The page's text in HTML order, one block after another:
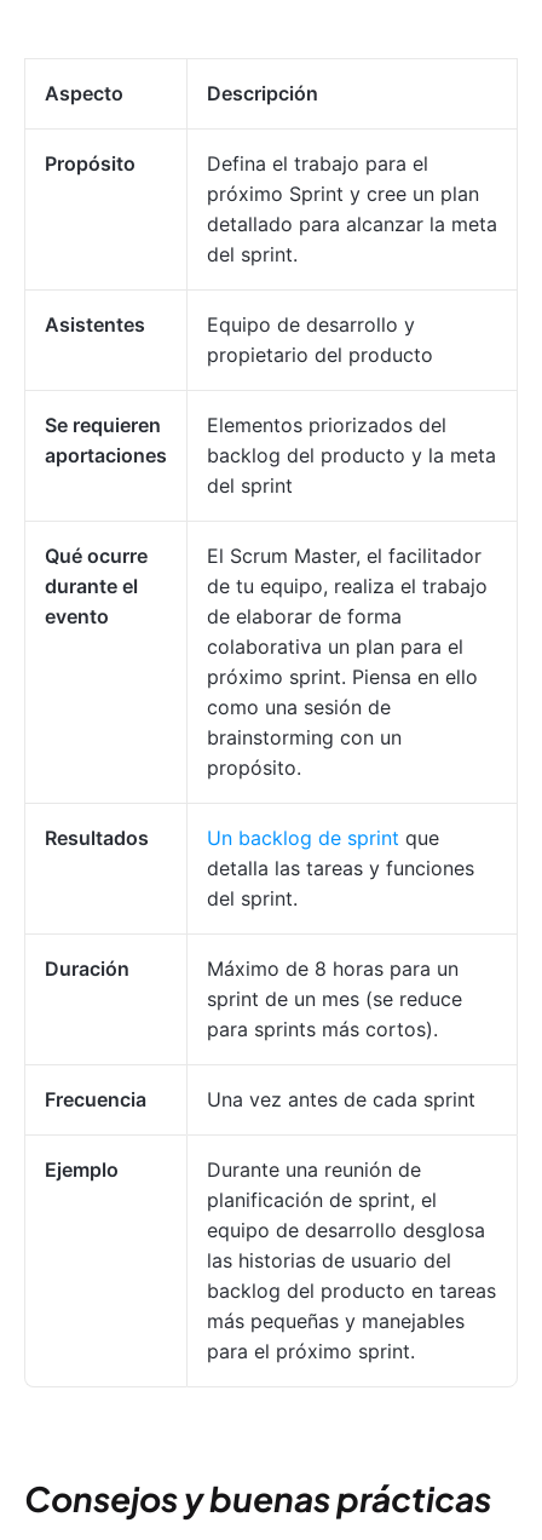
Aspecto Descripción
Propósito
Defina el trabajo para el
próximo Sprint y cree un plan
detallado para alcanzar la meta
del sprint.
Asistentes
Equipo de desarrollo y
propietario del producto
Se requieren
aportaciones
Elementos priorizados del
backlog del producto y la meta
del sprint
Qué ocurre
durante el
evento
El Scrum Master, el facilitador
de tu equipo, realiza el trabajo
de elaborar de forma
colaborativa un plan para el
próximo sprint. Piensa en ello
como una sesión de
brainstorming con un
propósito.
Resultados Un backlog de sprint que
detalla las tareas y funciones
del sprint.
Duración
Máximo de 8 horas para un
sprint de un mes (se reduce
para sprints más cortos).
Frecuencia Una vez antes de cada sprint
Ejemplo
Durante una reunión de
planificación de sprint, el
equipo de desarrollo desglosa
las historias de usuario del
backlog del producto en tareas
más pequeñas y manejables
para el próximo sprint.
Consejos y buenas prácticas